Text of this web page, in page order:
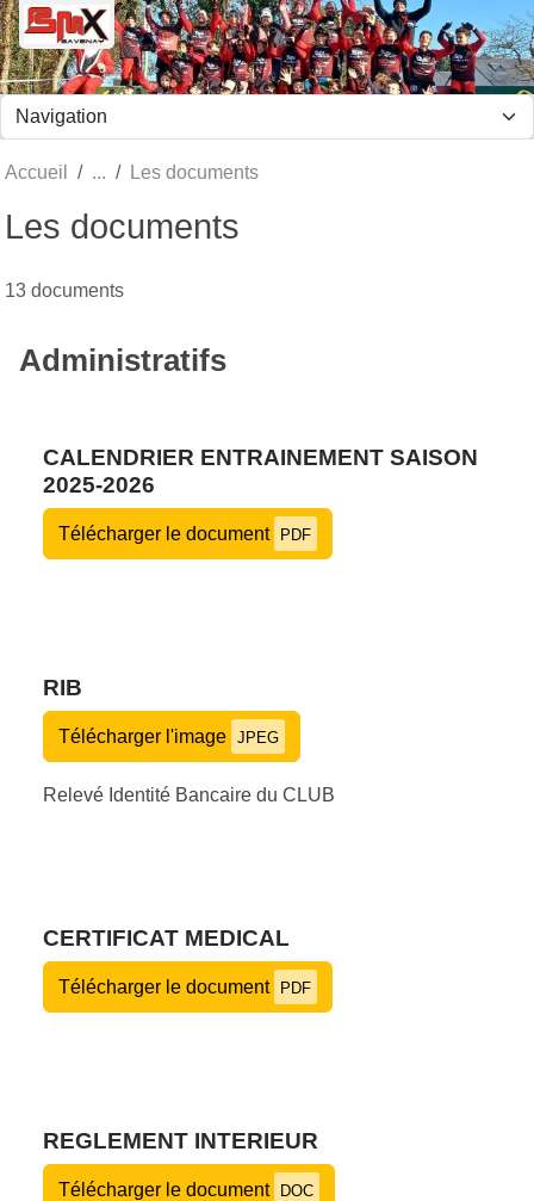
Accueil Les documents
Les documents
13 documents
Administratifs
CALENDRIER ENTRAINEMENT SAISON
2025-2026
Télécharger le document PDF
RIB
Télécharger l'image JPEG
Relevé Identité Bancaire du CLUB
CERTIFICAT MEDICAL
Télécharger le document PDF
REGLEMENT INTERIEUR
Télécharger le document DOC
Panneau de gestion des cookies